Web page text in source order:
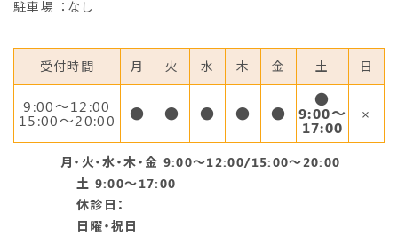
駐車場 ：なし
受付時間 月 火 水 木 金 土 日
9:00〜12:00
15:00～20:00 ● ● ● ● ●
●
9:00～
17:00
×
月・火・水・木・金 9:00～12:00/15:00～20:00
土 9:00～17:00
休診日：
日曜・祝日